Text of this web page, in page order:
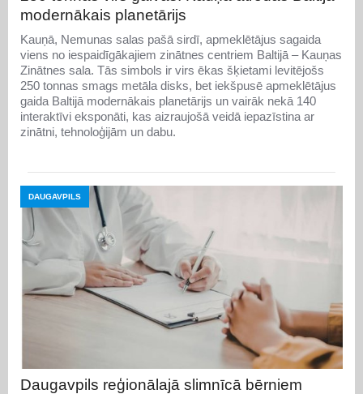
modernākais planetārijs
Kauņā, Nemunas salas pašā sirdī, apmeklētājus sagaida
viens no iespaidīgākajiem zinātnes centriem Baltijā – Kauņas
Zinātnes sala. Tās simbols ir virs ēkas šķietami levitējošs
250 tonnas smags metāla disks, bet iekšpusē apmeklētājus
gaida Baltijā modernākais planetārijs un vairāk nekā 140
interaktīvi eksponāti, kas aizraujošā veidā iepazīstina ar
zinātni, tehnoloģijām un dabu.
DAUGAVPILS
Daugavpils reģionālajā slimnīcā bērniem